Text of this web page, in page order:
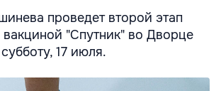
проведет второй этап
"Спутник" во Дворце
17 июля.